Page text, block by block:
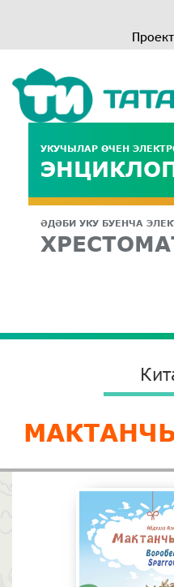
УКУЧЫЛАР ӨЧЕН
ӘДӘБИ УКУ БУЕНЧА